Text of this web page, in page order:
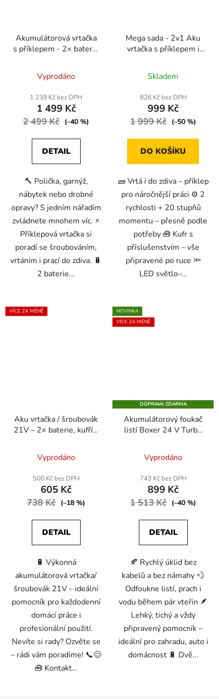
Akumulátorová vrtačka
s příklepem - 2× baterie
hodnocení
produktu
je
5,0
5
Vyprodáno
1 239 Kč bez DPH
1 499 Kč
2 499 Kč (–40 %)
DETAIL
🔨 Polička, garnýž,
nábytek nebo drobné
opravy? S jedním nářadím
zvládnete mnohem víc. ⚡
Příklepová vrtačka si
poradí se šroubováním,
vrtáním i prací do zdiva. 🔋
2 baterie...
Mega sada - 2v1 Aku
vrtačka s příklepem i
Baterie 5 Ah ZDARMA
+ nabíječka + kufřík
hodnocení
produktu
je
4,8
5
Skladem
826 Kč bez DPH
999 Kč
1 999 Kč (–50 %)
DO KOŠÍKU
🧱 Vrtá i do zdiva – příklep
pro náročnější práci ⚙️ 2
rychlosti + 20 stupňů
momentu – přesně podle
potřeby 🧰 Kufr s
příslušenstvím – vše
připravené po ruce 🔦
LED světlo–...
VÍCE ZA MÉNĚ
Aku vrtačka / šroubovák
21V – 2× baterie, kufřík,
Vyprodáno
500 Kč bez DPH
605 Kč
738 Kč (–18 %)
DETAIL
🔋 Výkonná
akumulátorová vrtačka/
šroubovák 21V – ideální
pomocník pro každodenní
domácí práce i
profesionální použití.
Nevíte si rady? Ozvěte se
– rádi vám poradíme! 📞😊
🧰 Kontakt...
NOVINKA
VÍCE ZA MÉNĚ
DOPRAVA ZDARMA
Akumulátorový foukač
listí Boxer 24 V Turbo
nabíječka, výkonný
zahradní pomocník
hodnocení
produktu
je
5,0
5
Vyprodáno
743 Kč bez DPH
899 Kč
1 513 Kč (–40 %)
DETAIL
🍂 Rychlý úklid bez
kabelů a bez námahy 💨
Odfoukne listí, prach i
vodu během pár vteřin 🪶
Lehký, tichý a vždy
připravený pomocník –
ideální pro zahradu, auto i
domácnost 🔋 Dvě...